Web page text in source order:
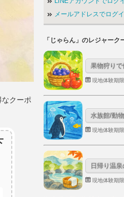
クーポ
メールアドレスでログ
「じゃらん」のレジャーク
果物狩り
現地体験期
水族館/動
現地体験期
日帰り温
現地体験期